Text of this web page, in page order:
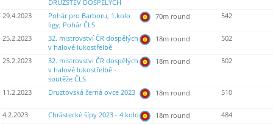
DRUŽSTEV DOSPĚLÝCH
29.4.2023
Pohár pro Barboru, 1.kolo
ligy, Pohár ČLS
70m round 542
25.2.2023
32. mistrovství ČR dospělých
v halové lukostřelbě
18m round 502
25.2.2023
32. mistrovství ČR dospělých
v halové lukostřelbě -
soutěže ČLS
18m round 502
11.2.2023 Druztovská černá ovce 2023 18m round 510
4.2.2023 Chrástecké šípy 2023 - 4.kolo 18m round
484